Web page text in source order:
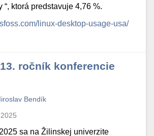
“, ktorá predstavuje 4,76 %.
linux-desktop-usage-usa/
ročník konferencie
Bendík
sa na Žilinskej univerzite